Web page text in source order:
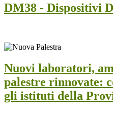
DM38 - Dispositivi
Nuovi laboratori,
palestre rinnovate:
gli istituti della